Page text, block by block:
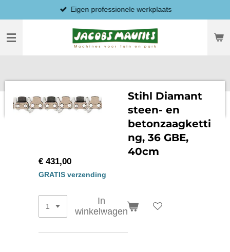
direct
naar
hoofdinhoud
Eigen professionele werkplaats
Stihl Diamant
steen- en
betonzaagketti
ng, 36 GBE,
40cm
€ 431,00
GRATIS verzending
In
winkelwagen